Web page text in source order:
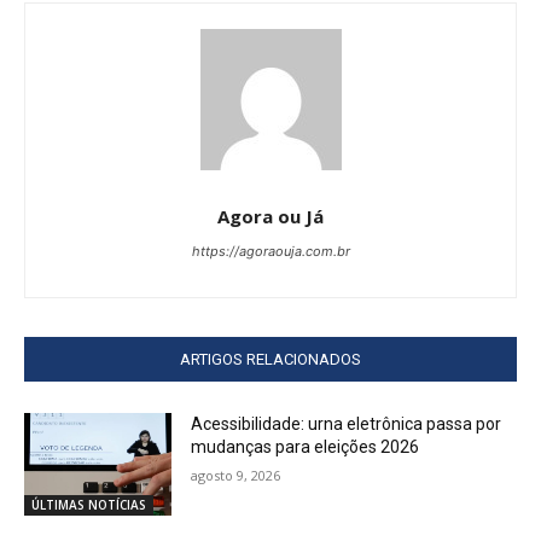
Agora ou Já
https://agoraouja.com.br
ARTIGOS RELACIONADOS
ÚLTIMAS NOTÍCIAS
Acessibilidade: urna eletrônica passa por
mudanças para eleições 2026
agosto 9, 2026